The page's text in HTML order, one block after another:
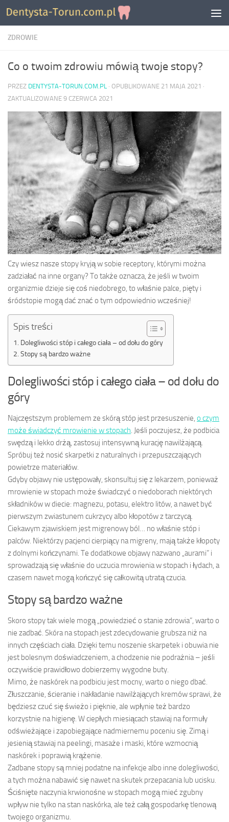
Skip to content
ZDROWIE
Co o twoim zdrowiu mówią twoje stopy?
PRZEZ DENTYSTA-TORUN.COM.PL · OPUBLIKOWANE 21 MAJA 2021 ·
ZAKTUALIZOWANE 9 CZERWCA 2021
Czy wiesz nasze stopy kryją w sobie receptory, którymi można
zadziałać na inne organy? To także oznacza, że jeśli w twoim
organizmie dzieje się coś niedobrego, to właśnie palce, pięty i
śródstopie mogą dać znać o tym odpowiednio wcześniej!
Spis treści
Dolegliwości stóp i całego ciała – od dołu do góry
Stopy są bardzo ważne
Dolegliwości stóp i całego ciała – od dołu do
góry
Najczęstszym problemem ze skórą stóp jest przesuszenie, o czym
może świadczyć mrowienie w stopach. Jeśli poczujesz, że podbicia
swędzą i lekko drżą, zastosuj intensywną kurację nawilżającą.
Spróbuj też nosić skarpetki z naturalnych i przepuszczających
powietrze materiałów.
Gdyby objawy nie ustępowały, skonsultuj się z lekarzem, ponieważ
mrowienie w stopach może świadczyć o niedoborach niektórych
składników w diecie: magnezu, potasu, elektro litów, a nawet być
pierwszym zwiastunem cukrzycy albo kłopotów z tarczycą.
Ciekawym zjawiskiem jest migrenowy ból… no właśnie stóp i
palców. Niektórzy pacjenci cierpiący na migreny, mają także kłopoty
z dolnymi kończynami. Te dodatkowe objawy nazwano „aurami” i
sprowadzają się właśnie do uczucia mrowienia w stopach i łydach, a
czasem nawet mogą kończyć się całkowitą utratą czucia.
Stopy są bardzo ważne
Skoro stopy tak wiele mogą „powiedzieć o stanie zdrowia”, warto o
nie zadbać. Skóra na stopach jest zdecydowanie grubsza niż na
innych częściach ciała. Dzięki temu noszenie skarpetek i obuwia nie
jest bolesnym doświadczeniem, a chodzenie nie podrażnia – jeśli
oczywiście prawidłowo dobierzemy wygodne buty.
Mimo, że naskórek na podbiciu jest mocny, warto o niego dbać.
Złuszczanie, ścieranie i nakładanie nawilżających kremów sprawi, że
będziesz czuć się świeżo i pięknie, ale wpłynie też bardzo
korzystnie na higienę. W ciepłych miesiącach stawiaj na formuły
odświeżające i zapobiegające nadmiernemu poceniu się. Zimą i
jesienią stawiaj na peelingi, masaże i maski, które wzmocnią
naskórek i poprawią krążenie.
Zadbane stopy są mniej podatne na infekcje albo inne dolegliwości,
a tych można nabawić się nawet na skutek przepacania lub ucisku.
Ściśnięte naczynia krwionośne w stopach mogą mieć zgubny
wpływ nie tylko na stan naskórka, ale też całą gospodarkę tlenową
twojego organizmu.